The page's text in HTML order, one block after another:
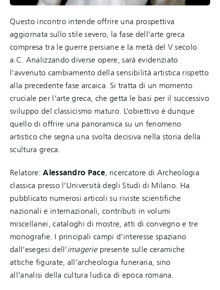
Questo incontro intende offrire una prospettiva
aggiornata sullo stile severo, la fase dell’arte greca
compresa tra le guerre persiane e la metà del V secolo
a.C. Analizzando diverse opere, sarà evidenziato
l’avvenuto cambiamento della sensibilità artistica rispetto
alla precedente fase arcaica. Si tratta di un momento
cruciale per l’arte greca, che getta le basi per il successivo
sviluppo del classicismo maturo. L’obiettivo è dunque
quello di offrire una panoramica su un fenomeno
artistico che segna una svolta decisiva nella storia della
scultura greca.
Relatore:Alessandro Pace , ricercatore di Archeologia
classica presso l’Università degli Studi di Milano. Ha
pubblicato numerosi articoli su riviste scientifiche
nazionali e internazionali, contributi in volumi
miscellanei, cataloghi di mostre, atti di convegno e tre
monografie. I principali campi d’interesse spaziano
dall’esegesi dell’imageriepresente sulle ceramiche
attiche figurate, all’archeologia funeraria, sino
all’analisi della cultura ludica di epoca romana.